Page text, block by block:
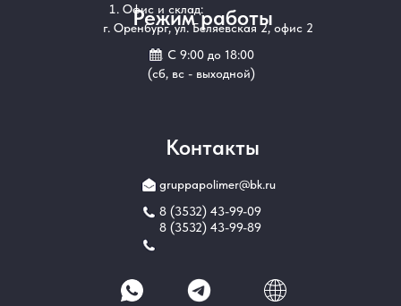
Режим работы
Контакты
Офис и склад:
г. Оренбург, ул. Беляевская 2, офис 2
С 9:00 до 18:00
(сб, вс - выходной)
gruppapolimer@bk.ru
8 (3532) 43-99-09
8 (3532) 43-99-89